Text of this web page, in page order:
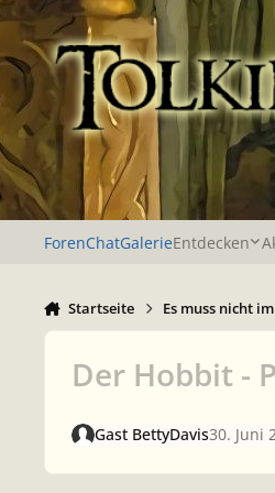
Zu Inhalt springen
ForenChatGalerieEntdecken
Startseite Es muss nicht
Der Hobbit -
Gast BettyDavis30. Juni